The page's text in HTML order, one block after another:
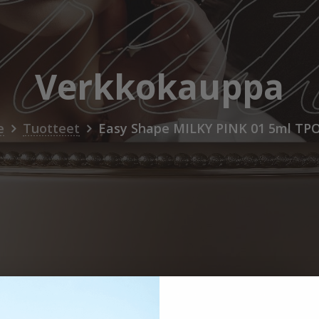
Verkkokauppa
Tuotteet Easy Shape MILKY PINK 01 5ml